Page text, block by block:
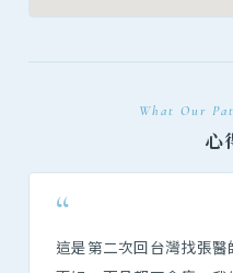
What Our
心
“
這是第二次回台灣找張